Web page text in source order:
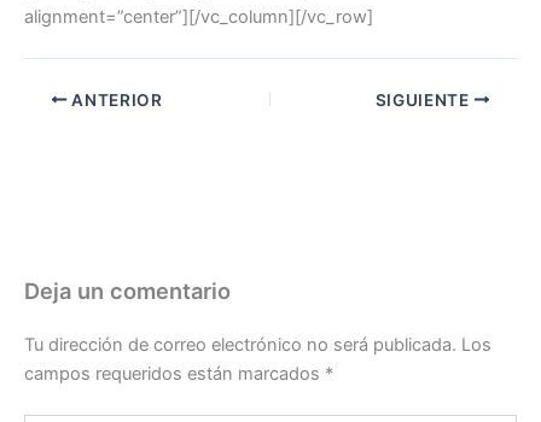
alignment=”center”][/vc_column][/vc_row]
ANTERIOR SIGUIENTE
Deja un comentario
Tu dirección de correo electrónico no será publicada. Los
campos requeridos están marcados *